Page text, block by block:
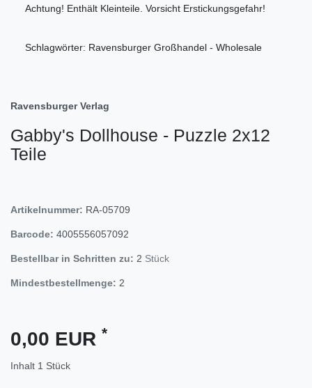
Achtung! Enthält Kleinteile. Vorsicht Erstickungsgefahr!
Schlagwörter: Ravensburger Großhandel - Wholesale
Ravensburger Verlag
Gabby's Dollhouse - Puzzle 2x12
Teile
Artikelnummer: RA-05709
Barcode: 4005556057092
Bestellbar in Schritten zu: 2 Stück
Mindestbestellmenge: 2
0,00 EUR *
Inhalt 1 Stück